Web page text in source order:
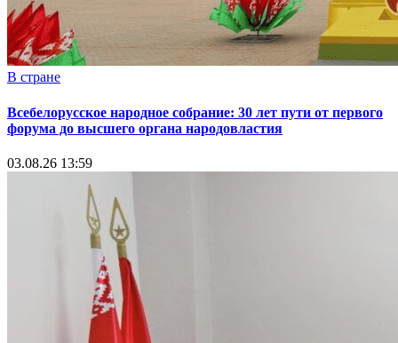
В стране
Всебелорусское народное собрание: 30 лет пути от первого
форума до высшего органа народовластия
03.08.26 13:59